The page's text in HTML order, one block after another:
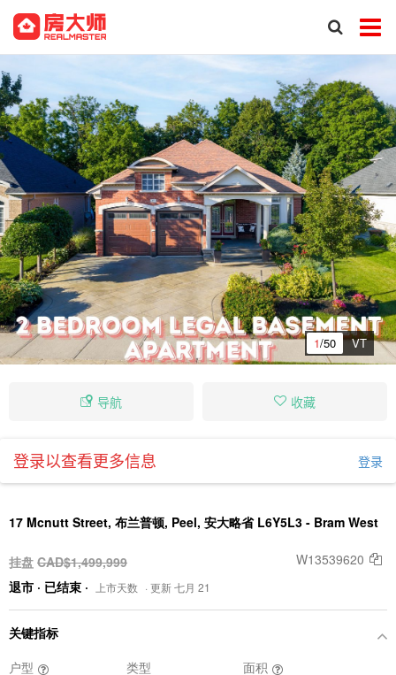
1/50 VT
导航 收藏
登录以查看更多信息 登录